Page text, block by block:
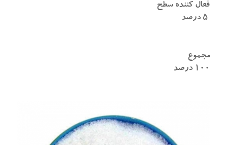
فعال کننده سطح
مجموع
۱۰۰ درصد